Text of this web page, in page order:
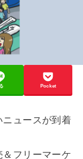
Pocket
ニュースが到着
フリーマーケ